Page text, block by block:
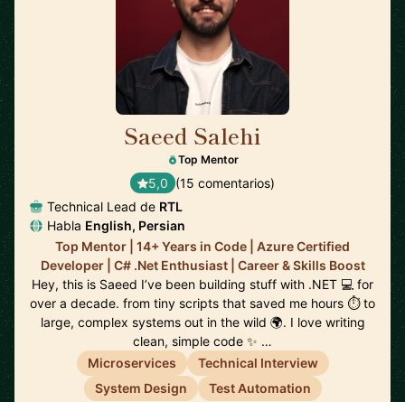
Saeed Salehi
Top Mentor
5,0 (15 comentarios)
Technical Lead de RTL
Habla English, Persian
Top Mentor | 14+ Years in Code | Azure Certified
Developer | C# .Net Enthusiast | Career & Skills Boost
Hey, this is Saeed I’ve been building stuff with .NET 💻 for
over a decade. from tiny scripts that saved me hours ⏱️ to
large, complex systems out in the wild 🌍. I love writing
clean, simple code ✨ …
Microservices
Technical Interview
System Design
Test Automation